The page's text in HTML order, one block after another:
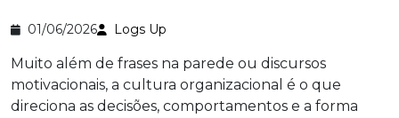
01/06/2026 Logs Up
Muito além de frases na parede ou discursos
motivacionais, a cultura organizacional é o que
direciona as decisões, comportamentos e a forma